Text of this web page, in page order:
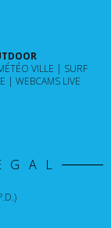
VILLE
SURF
WEBCAMS LIVE